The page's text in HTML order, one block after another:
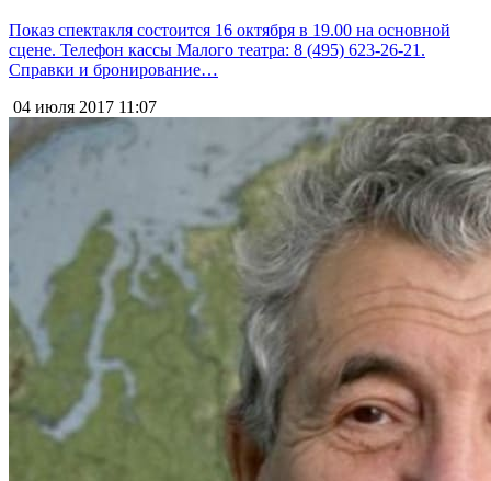
Показ спектакля состоится 16 октября в 19.00 на основной
сцене. Телефон кассы Малого театра: 8 (495) 623-26-21.
Справки и бронирование…
04 июля 2017 11:07